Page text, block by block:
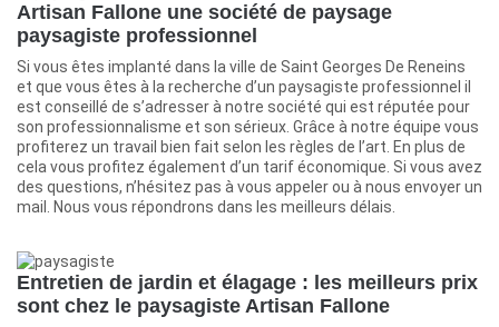
Artisan Fallone une société de paysage
paysagiste professionnel
Si vous êtes implanté dans la ville de Saint Georges De Reneins
et que vous êtes à la recherche d’un paysagiste professionnel il
est conseillé de s’adresser à notre société qui est réputée pour
son professionnalisme et son sérieux. Grâce à notre équipe vous
profiterez un travail bien fait selon les règles de l’art. En plus de
cela vous profitez également d’un tarif économique. Si vous avez
des questions, n’hésitez pas à vous appeler ou à nous envoyer un
mail. Nous vous répondrons dans les meilleurs délais.
Entretien de jardin et élagage : les meilleurs prix
sont chez le paysagiste Artisan Fallone